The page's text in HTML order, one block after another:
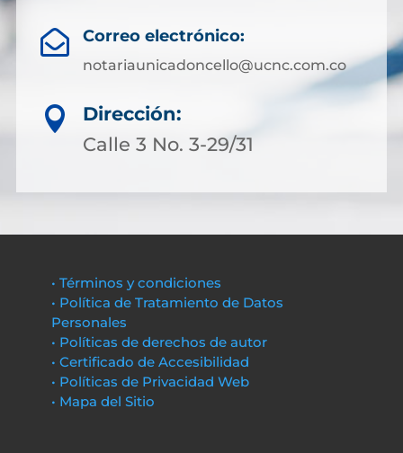
 Correo electrónico:
notariaunicadoncello@ucnc.com.co

Dirección:
Calle 3 No. 3-29/31
• Términos y condiciones
• Política de Tratamiento de Datos
Personales
• Políticas de derechos de autor
• Certificado de Accesibilidad
• Políticas de Privacidad Web
• Mapa del Sitio